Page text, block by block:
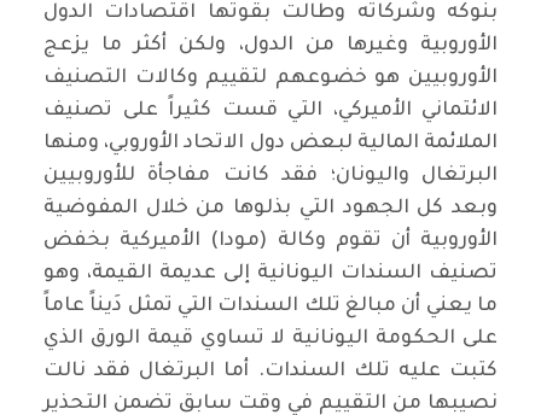
بنوكه وشركاته وطالت بقوتها اقتصادات الدول
الأوروبية وغيرها من الدول، ولكن أكثر ما يزعج
الأوروبيين هو خضوعهم لتقييم وكالات التصنيف
الائتماني الأميركي، التي قست كثيراً على تصنيف
الملائمة المالية لبعض دول الاتحاد الأوروبي، ومنها
البرتغال واليونان؛ فقد كانت مفاجأة للأوروبيين
وبعد كل الجهود التي بذلوها من خلال المفوضية
الأوروبية أن تقوم وكالة (مودا) الأميركية بخفض
تصنيف السندات اليونانية إلى عديمة القيمة، وهو
ما يعني أن مبالغ تلك السندات التي تمثل دَيناً عاماً
على الحكومة اليونانية لا تساوي قيمة الورق الذي
كتبت عليه تلك السندات. أما البرتغال فقد نالت
نصيبها من التقييم في وقت سابق تضمن التحذير